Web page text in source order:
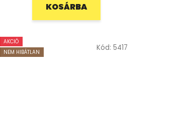
KOSÁRBA
AKCIÓ
NEM HIBÁTLAN
Kód: 5417